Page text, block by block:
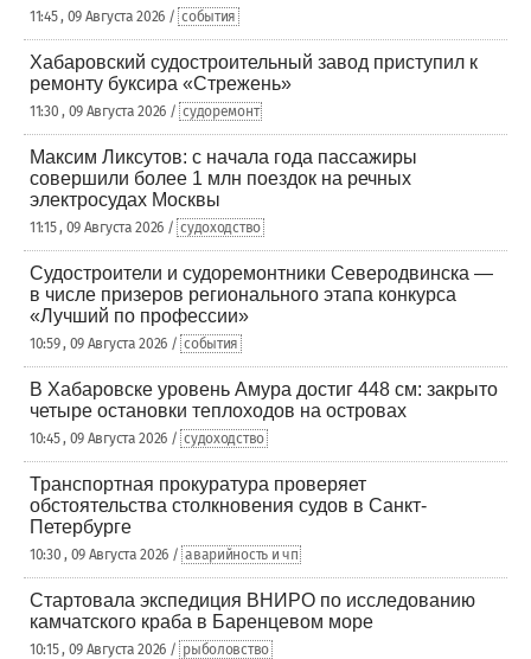
11:45 , 09 Августа 2026 / события
Хабаровский судостроительный завод приступил к
ремонту буксира «Стрежень»
11:30 , 09 Августа 2026 / судоремонт
Максим Ликсутов: с начала года пассажиры
совершили более 1 млн поездок на речных
электросудах Москвы
11:15 , 09 Августа 2026 / судоходство
Судостроители и судоремонтники Северодвинска —
в числе призеров регионального этапа конкурса
«Лучший по профессии»
10:59 , 09 Августа 2026 / события
В Хабаровске уровень Амура достиг 448 см: закрыто
четыре остановки теплоходов на островах
10:45 , 09 Августа 2026 / судоходство
Транспортная прокуратура проверяет
обстоятельства столкновения судов в Санкт-
Петербурге
10:30 , 09 Августа 2026 / аварийность и чп
Стартовала экспедиция ВНИРО по исследованию
камчатского краба в Баренцевом море
10:15 , 09 Августа 2026 / рыболовство